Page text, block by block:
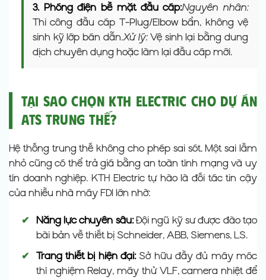
3. Phóng điện bề mặt đầu cáp:Nguyên nhân:
Thi công đầu cáp T-Plug/Elbow bẩn, không vệ
sinh kỹ lớp bán dẫn.Xử lý:Vệ sinh lại bằng dung
dịch chuyên dụng hoặc làm lại đầu cáp mới.
Tại Sao Chọn KTH Electric Cho Dự Án
ATS Trung Thế?
Hệ thống trung thế không cho phép sai sót. Một sai lầm
nhỏ cũng có thể trả giá bằng an toàn tính mạng và uy
tín doanh nghiệp. KTH Electric tự hào là đối tác tin cậy
của nhiều nhà máy FDI lớn nhờ:
✔ Năng lực chuyên sâu:Đội ngũ kỹ sư được đào tạo
bài bản về thiết bị Schneider, ABB, Siemens, LS.
✔
Trang thiết bị hiện đại:Sở hữu đầy đủ máy móc
thí nghiệm Relay, máy thử VLF, camera nhiệt để